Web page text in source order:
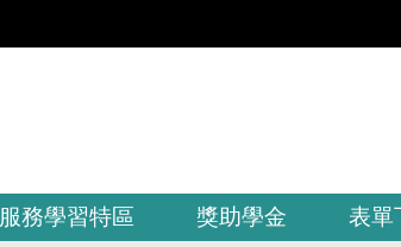
服務學習特區 獎助學金 表單